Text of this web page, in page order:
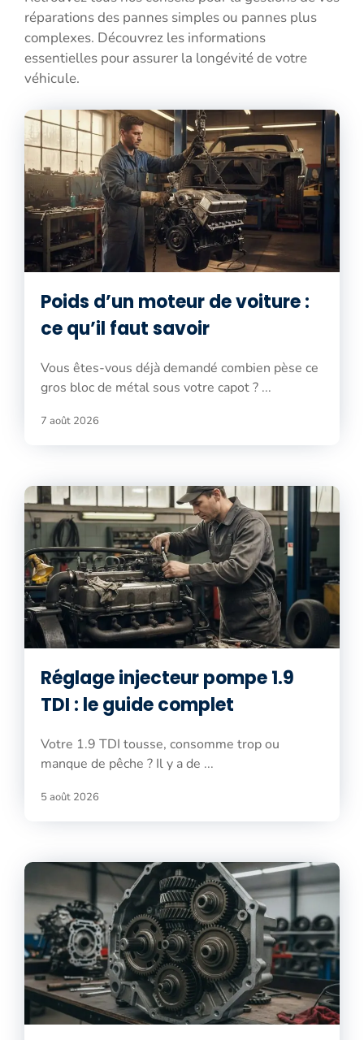
réparations des pannes simples ou pannes plus
complexes. Découvrez les informations
essentielles pour assurer la longévité de votre
véhicule.
Poids d’un moteur de voiture :
ce qu’il faut savoir
Vous êtes-vous déjà demandé combien pèse ce
gros bloc de métal sous votre capot ? ...
7 août 2026
Réglage injecteur pompe 1.9
TDI : le guide complet
Votre 1.9 TDI tousse, consomme trop ou
manque de pêche ? Il y a de ...
5 août 2026